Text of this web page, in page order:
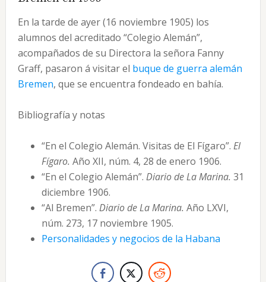
En la tarde de ayer (16 noviembre 1905) los
alumnos del acreditado “Colegio Alemán”,
acompañados de su Directora la señora Fanny
Graff, pasaron á visitar el buque de guerra alemán
Bremen, que se encuentra fondeado en bahía.
Bibliografía y notas
“En el Colegio Alemán. Visitas de El Fígaro”. El
Fígaro. Año XII, núm. 4, 28 de enero 1906.
“En el Colegio Alemán”. Diario de La Marina. 31
diciembre 1906.
“Al Bremen”. Diario de La Marina. Año LXVI,
núm. 273, 17 noviembre 1905.
Personalidades y negocios de la Habana